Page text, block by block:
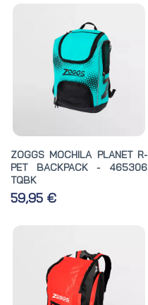
ZOGGS MOCHILA PLANET R-
PET BACKPACK - 465306
TQBK
59,95 €